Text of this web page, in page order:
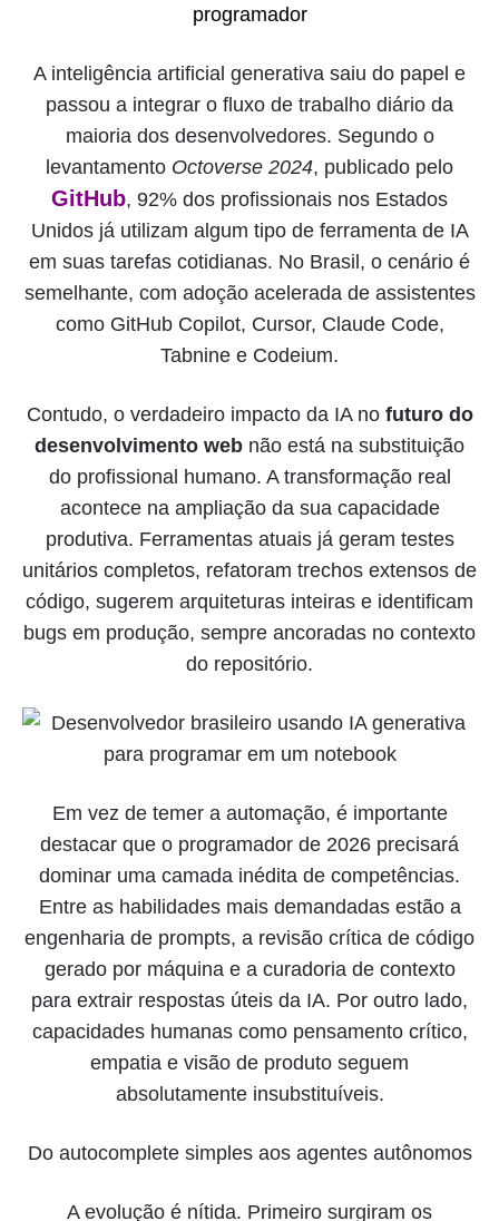
programador
A inteligência artificial generativa saiu do papel e
passou a integrar o fluxo de trabalho diário da
maioria dos desenvolvedores. Segundo o
levantamento Octoverse 2024, publicado pelo
GitHub, 92% dos profissionais nos Estados
Unidos já utilizam algum tipo de ferramenta de IA
em suas tarefas cotidianas. No Brasil, o cenário é
semelhante, com adoção acelerada de assistentes
como GitHub Copilot, Cursor, Claude Code,
Tabnine e Codeium.
Contudo, o verdadeiro impacto da IA no futuro do
desenvolvimento web não está na substituição
do profissional humano. A transformação real
acontece na ampliação da sua capacidade
produtiva. Ferramentas atuais já geram testes
unitários completos, refatoram trechos extensos de
código, sugerem arquiteturas inteiras e identificam
bugs em produção, sempre ancoradas no contexto
do repositório.
Em vez de temer a automação, é importante
destacar que o programador de 2026 precisará
dominar uma camada inédita de competências.
Entre as habilidades mais demandadas estão a
engenharia de prompts, a revisão crítica de código
gerado por máquina e a curadoria de contexto
para extrair respostas úteis da IA. Por outro lado,
capacidades humanas como pensamento crítico,
empatia e visão de produto seguem
absolutamente insubstituíveis.
Do autocomplete simples aos agentes autônomos
A evolução é nítida. Primeiro surgiram os